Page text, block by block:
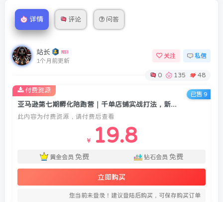
详情 评论 问答
站长
1个月前更新
关注 私信
0 135 48
亚马逊第七期孵化陪跑营｜千单店铺实战打法，新手合规起店、避坑选品、数据运营全落地(更新0625)
此内容为付费资源，请付费后查看
￥ 19.8
黄金会员 免费 钻石会员 免费
立即购买
您当前未登录！建议登陆后购买，可保存购买订单
付费资源
已售 9